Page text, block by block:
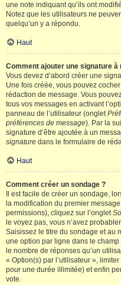
une note indiquant qu’ils ont
Notez que les utilisateurs ne
quelqu’un y a répondu.
Haut
Comment ajouter une signature à
Vous devez d’abord créer une
Une fois créée, vous pouvez
rédaction de message. Vous
tous vos messages en activant
panneau de l’utilisateur (onglet
préférences de message). Par la
signature d’être ajoutée à un
signature dans le formulaire de
Haut
Comment créer un sondage ?
Il est facile de créer un sondage,
la modification du premier
permissions), cliquez sur l’onglet
le voyez pas, vous n’avez
Saisissez le titre du sondage et au
une option par ligne dans le
le nombre de réponses qu’un
« Option(s) par l’utilisateur »,
pour une durée illimitée) et enfin
vote.